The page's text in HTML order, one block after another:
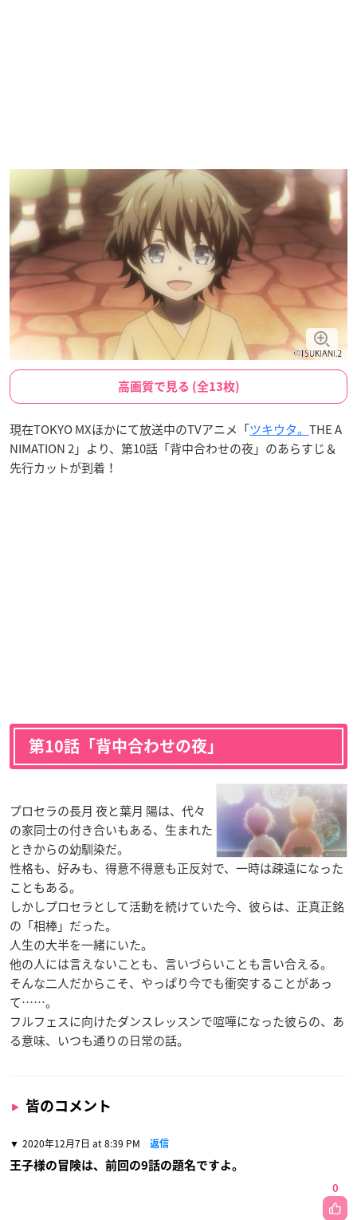
高画質で見る (全13枚)
現在TOKYO MXほかにて放送中のTVアニメ「ツキウタ。 THE A
NIMATION 2」より、第10話「背中合わせの夜」のあらすじ＆
先行カットが到着！
第10話「背中合わせの夜」
プロセラの長月 夜と葉月 陽は、代々
の家同士の付き合いもある、生まれた
ときからの幼馴染だ。
性格も、好みも、得意不得意も正反対で、一時は疎遠になった
こともある。
しかしプロセラとして活動を続けていた今、彼らは、正真正銘
の「相棒」だった。
人生の大半を一緒にいた。
他の人には言えないことも、言いづらいことも言い合える。
そんな二人だからこそ、やっぱり今でも衝突することがあっ
て……。
フルフェスに向けたダンスレッスンで喧嘩になった彼らの、あ
る意味、いつも通りの日常の話。
皆のコメント
2020年12月7日 at 8:39 PM 返信
王子様の冒険は、前回の9話の題名ですよ。
0